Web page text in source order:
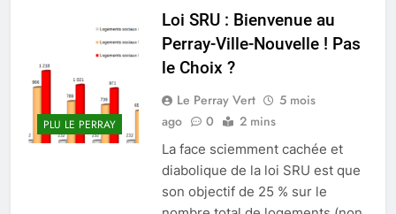
PLU LE PERRAY
Loi SRU : Bienvenue au
Perray-Ville-Nouvelle ! Pas
le Choix ?
Le Perray Vert
5 mois
ago
0 2 mins
La face sciemment cachée et
diabolique de la loi SRU est que
son objectif de 25 % sur le